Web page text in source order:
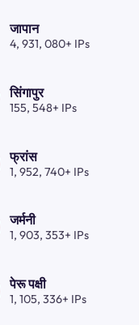
जापान
4, 931, 080+ IPs
सिंगापुर
155, 548+ IPs
फ्रांस
1, 952, 740+ IPs
जर्मनी
1, 903, 353+ IPs
पेरू पक्षी
1, 105, 336+ IPs